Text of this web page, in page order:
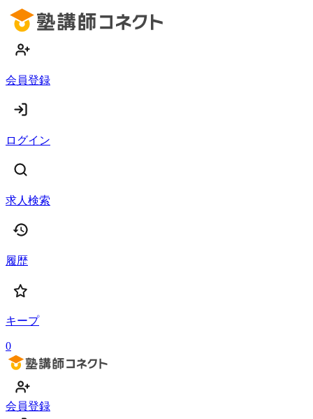
会員登録
ログイン
求人検索
履歴
キープ
0
会員登録